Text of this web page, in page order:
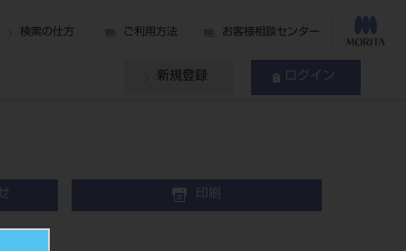
検索の仕方 ご利用方法 お客様相談センター
新規登録 ログイン
印刷